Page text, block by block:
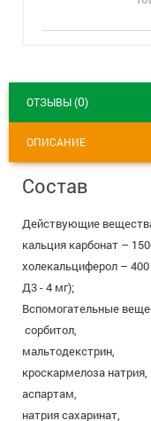
ОТЗЫВЫ (0)
ОПИСАНИЕ
Состав
Действующие
кальция карбонат –
холекальциферол –
Д3 - 4 мг);
Вспомогательные
сорбитол,
мальтодекстрин,
кроскармелоза натрия,
аспартам,
натрия сахаринат,